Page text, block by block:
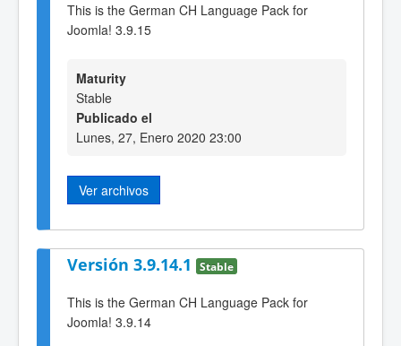
This is the German CH Language Pack for
Joomla! 3.9.15
Maturity
Stable
Publicado el
Lunes, 27, Enero 2020 23:00
Ver archivos
Versión 3.9.14.1 Stable
This is the German CH Language Pack for
Joomla! 3.9.14